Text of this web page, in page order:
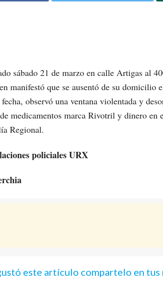
sábado 21 de marzo en calle Artigas al
manifestó que se ausentó de su domicilio
observó una ventana violentada y
medicamentos marca Rivotril y dinero en
Regional.
policiales URX
este artículo compartelo en tus